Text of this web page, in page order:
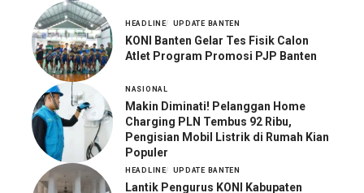
HEADLINE UPDATE BANTEN
KONI Banten Gelar Tes Fisik Calon
Atlet Program Promosi PJP Banten
NASIONAL
Makin Diminati! Pelanggan Home
Charging PLN Tembus 92 Ribu,
Pengisian Mobil Listrik di Rumah Kian
Populer
HEADLINE UPDATE BANTEN
Lantik Pengurus KONI Kabupaten